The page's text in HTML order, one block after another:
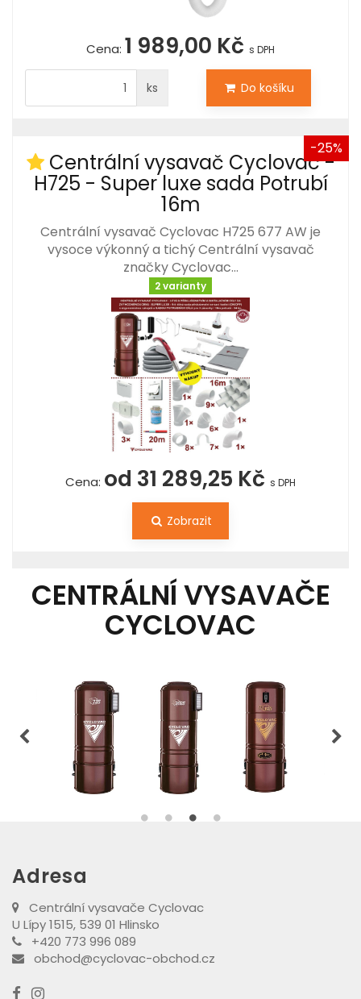
Cena: 1 989,00 Kč s DPH
ks Do košíku
-25%
Centrální vysavač Cyclovac -
H725 - Super luxe sada Potrubí
16m
Centrální vysavač Cyclovac H725 677 AW je
vysoce výkonný a tichý Centrální vysavač
značky Cyclovac…
2 varianty
Cena: od 31 289,25 Kč s DPH
Zobrazit
CENTRÁLNÍ VYSAVAČE
CYCLOVAC
Adresa
Centrální vysavače Cyclovac
U Lípy 1515, 539 01 Hlinsko
+420 773 996 089
obchod@cyclovac-obchod.cz